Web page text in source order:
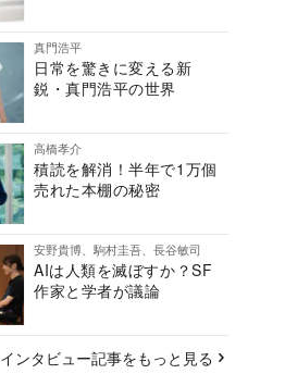
真門浩平
日常を驚きに変える新
鋭・真門浩平の世界
高橋孝介
積読を解消！半年で1万個
売れた本棚の秘密
安野貴博、駒村圭吾、長谷敏司
AIは人類を滅ぼすか？SF
作家と学者が議論
インタビュー記事をもっと見る